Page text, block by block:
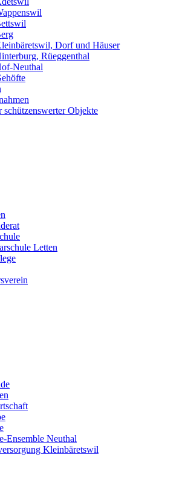
Dorf und Häuser
Rüeggenthal
Neuthal
schützenswerter Objekte
Letten
Ensemble Neuthal
Kleinbäretswil